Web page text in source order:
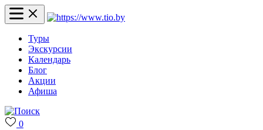
Туры
Экскурсии
Календарь
Блог
Акции
Афиша
0